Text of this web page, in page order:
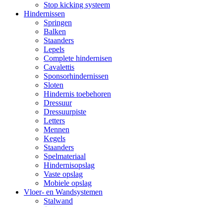
Stop kicking systeem
Hindernissen
Springen
Balken
Staanders
Lepels
Complete hindernisen
Cavalettis
Sponsorhindernissen
Sloten
Hindernis toebehoren
Dressuur
Dressuurpiste
Letters
Mennen
Kegels
Staanders
Spelmateriaal
Hindernisopslag
Vaste opslag
Mobiele opslag
Vloer- en Wandsystemen
Stalwand